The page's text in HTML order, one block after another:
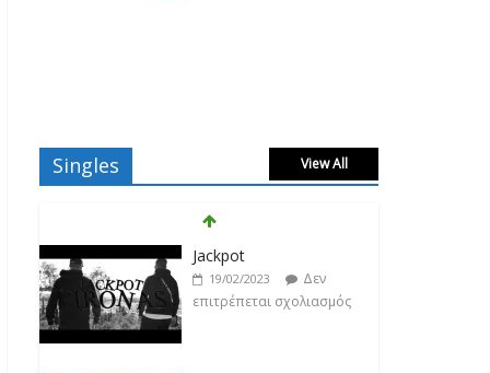
Singles View All
Βιολέτα Νταγκάλου
18/02/2023
Δεν
επιτρέπεται σχολιασμός